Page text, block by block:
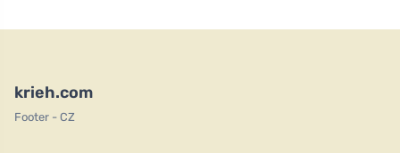
krieh.com
Footer - CZ